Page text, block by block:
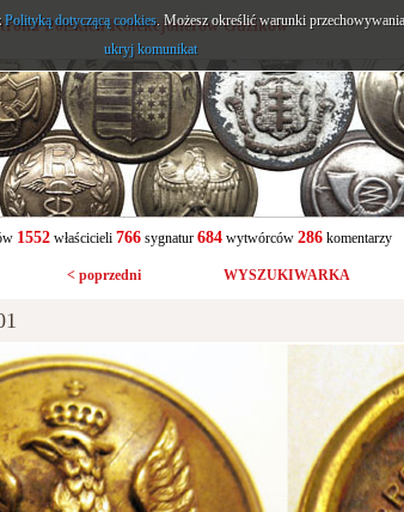
Polskich Kolekcjonerów Guzików
1552właścicieli 766sygnatur 684wytwórców 286komentarzy
< poprzedni WYSZUKIWARKA
Polityką dotyczącą cookies. Możesz określić warunki
ukryj komunikat